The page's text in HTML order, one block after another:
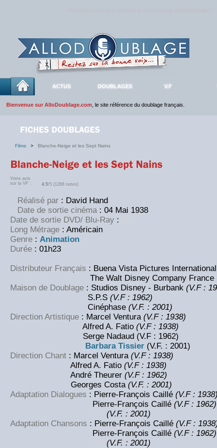
ACTUS DOUBLAGES V.F
Bienvenue sur AlloDoublage.com , le site référence du doublage français.
Films > Blanche-Neige et les Sept Nains
Votre avis
sur la VF :
4.5/5 (1268 notes)
Réalisé par : David Hand
Date de sortie cinéma : 04 Mai 1938
Date de sortie DVD/ Blu-Ray :
Long Métrage : Américain
Genre : Animation
Durée : 01h23
Distributeur Français : Buena Vista Pictures International
The Walt Disney Company France
Maison de Doublage : Studios Disney - Burbank (V.F :
S.P.S (V.F : 1962)
Cinéphase (V.F. : 2001)
Direction Artistique : Marcel Ventura (V.F : 1938)
Alfred A. Fatio (V.F : 1938)
Serge Nadaud (V.F : 1962)
Barbara Tissier (V.F. : 2001)
Direction Chant : Marcel Ventura (V.F : 1938)
Alfred A. Fatio (V.F : 1938)
André Theurer (V.F : 1962)
Georges Costa(V.F. : 2001)
Adaptation Dialogues : Pierre-François Caillé (V.F :
Pierre-François Caillé (V.F : 1962)
(V.F. : 2001)
Adaptation Chansons : Pierre-François Caillé (V.F :
Pierre-François Caillé (V.F : 1962)
(V.F. : 2001)